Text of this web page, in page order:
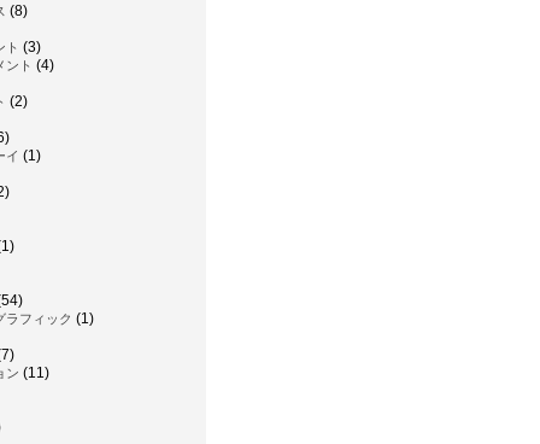
(8)
ト (3)
ント (4)
(2)
イ (1)
ラフィック (1)
ン (11)